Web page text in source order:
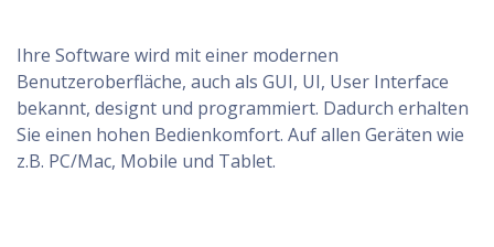
Ihre Software wird mit einer modernen
Benutzeroberfläche, auch als GUI, UI, User Interface
bekannt, designt und programmiert. Dadurch erhalten
Sie einen hohen Bedienkomfort. Auf allen Geräten wie
z.B. PC/Mac, Mobile und Tablet.